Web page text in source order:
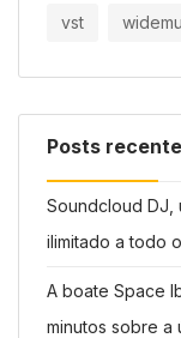
vst
Posts
Soundcloud DJ,
ilimitado a todo
A boate Space
minutos sobre a